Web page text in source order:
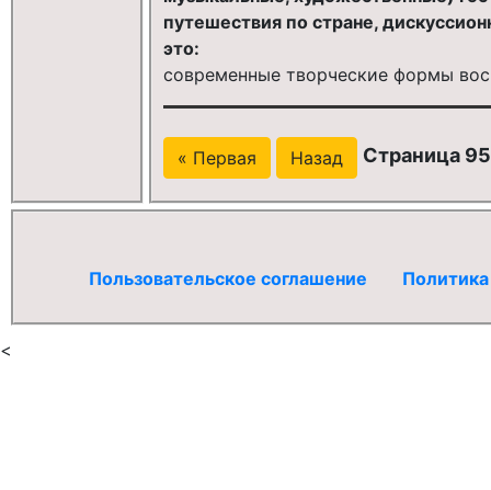
путешествия по стране,
это:
современные творческие формы
« Первая Назад Страница
Пользовательское соглашение
<